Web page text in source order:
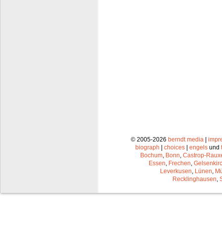
© 2005-2026 berndt media|
biograph
choices engels und
Bochum, Bonn, Castrop-
Essen, Frechen,
Leverkusen, Lünen,
Recklinghausen,